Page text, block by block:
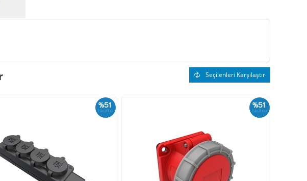
Seçilenleri Karşılaştır
%51
İskonto
%51
İskonto